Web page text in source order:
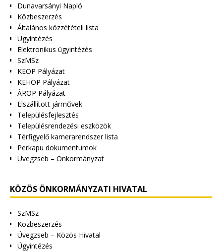
Dunavarsányi Napló
Közbeszerzés
Általános közzétételi lista
Ügyintézés
Elektronikus ügyintézés
SzMSz
KEOP Pályázat
KEHOP Pályázat
ÁROP Pályázat
Elszállított járművek
Településfejlesztés
Településrendezési eszközök
Térfigyelő kamerarendszer lista
Perkapu dokumentumok
Üvegzseb – Önkormányzat
KÖZÖS ÖNKORMÁNYZATI HIVATAL
SzMSz
Közbeszerzés
Üvegzseb – Közös Hivatal
Ügyintézés